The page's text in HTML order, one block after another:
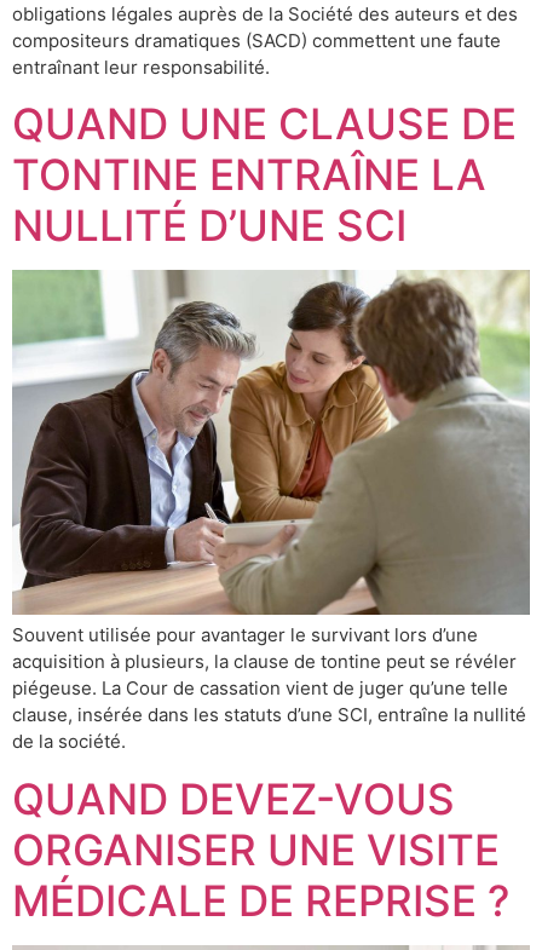
obligations légales auprès de la Société des auteurs et des
compositeurs dramatiques (SACD) commettent une faute
entraînant leur responsabilité.
QUAND UNE CLAUSE DE
TONTINE ENTRAÎNE LA
NULLITÉ D’UNE SCI
Souvent utilisée pour avantager le survivant lors d’une
acquisition à plusieurs, la clause de tontine peut se révéler
piégeuse. La Cour de cassation vient de juger qu’une telle
clause, insérée dans les statuts d’une SCI, entraîne la nullité
de la société.
QUAND DEVEZ-VOUS
ORGANISER UNE VISITE
MÉDICALE DE REPRISE ?